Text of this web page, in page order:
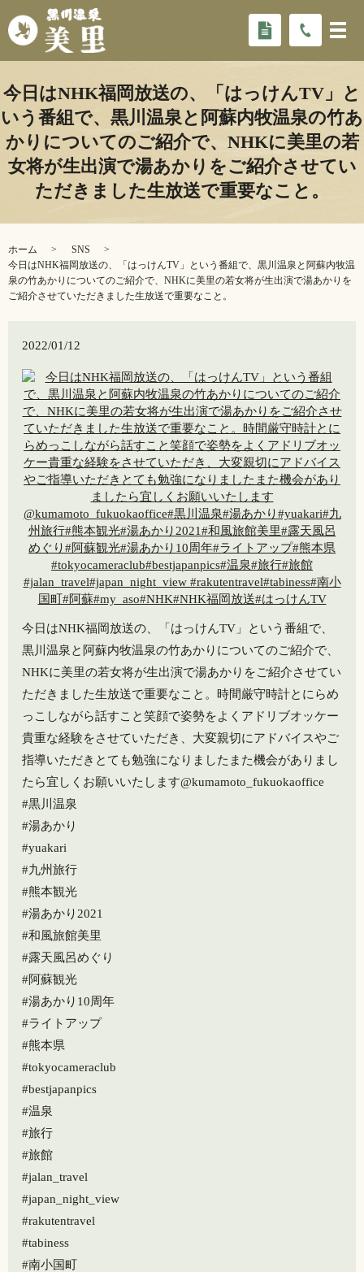
今日はNHK福岡放送の、「はっけんTV」と
いう番組で、黒川温泉と阿蘇内牧温泉の竹あ
かりについてのご紹介で、NHKに美里の若
女将が生出演で湯あかりをご紹介させてい
ただきました️生放送で重要なこと。
ホーム
SNS
今日はNHK福岡放送の、「はっけんTV」という番組で、黒川温泉と阿蘇内牧温
泉の竹あかりについてのご紹介で、NHKに美里の若女将が生出演で湯あかりを
ご紹介させていただきました️生放送で重要なこと。
2022/01/12
今日はNHK福岡放送の、「はっけんTV」という番組で、
黒川温泉と阿蘇内牧温泉の竹あかりについてのご紹介で、
NHKに美里の若女将が生出演で湯あかりをご紹介させてい
ただきました️生放送で重要なこと。時間厳守️時計とにらめ
っこしながら話すこと️笑顔で姿勢をよく️アドリブオッケー️
貴重な経験をさせていただき、大変親切にアドバイスやご
指導いただきとても勉強になりました️また機会がありまし
たら宜しくお願いいたします@kumamoto_fukuokaoffice
#黒川温泉
#湯あかり
#yuakari
#九州旅行
#熊本観光
#湯あかり2021
#和風旅館美里
#露天風呂めぐり
#阿蘇観光
#湯あかり10周年
#ライトアップ
#熊本県
#tokyocameraclub
#bestjapanpics
#温泉
#旅行
#旅館
#jalan_travel
#japan_night_view
#rakutentravel
#tabiness
#南小国町